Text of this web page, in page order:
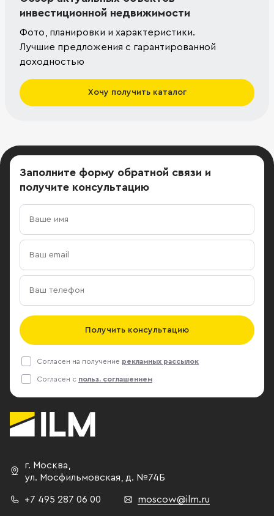
инвестиционной недвижимости
Фото, планировки и характеристики.
Лучшие предложения с гарантированной
доходностью
Хочу получить каталог
Заполните форму обратной связи и
получите консультацию
Получить консультацию
Согласен на получение рекламных рассылок
Согласен с польз. соглашением
г. Москва,
ул. Мосфильмовская, д. №74Б
+7 495 287 06 00 moscow@ilm.ru